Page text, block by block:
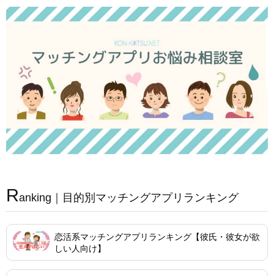
Ranking｜目的別マッチングアプリランキング
恋活系マッチングアプリランキング【彼氏・彼女が欲
しい人向け】